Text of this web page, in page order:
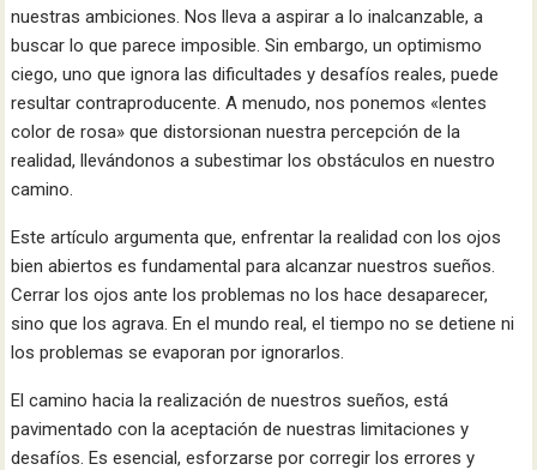
nuestras ambiciones. Nos lleva a aspirar a lo inalcanzable, a
buscar lo que parece imposible. Sin embargo, un optimismo
ciego, uno que ignora las dificultades y desafíos reales, puede
resultar contraproducente. A menudo, nos ponemos «lentes
color de rosa» que distorsionan nuestra percepción de la
realidad, llevándonos a subestimar los obstáculos en nuestro
camino.
Este artículo argumenta que, enfrentar la realidad con los ojos
bien abiertos es fundamental para alcanzar nuestros sueños.
Cerrar los ojos ante los problemas no los hace desaparecer,
sino que los agrava. En el mundo real, el tiempo no se detiene ni
los problemas se evaporan por ignorarlos.
El camino hacia la realización de nuestros sueños, está
pavimentado con la aceptación de nuestras limitaciones y
desafíos. Es esencial, esforzarse por corregir los errores y